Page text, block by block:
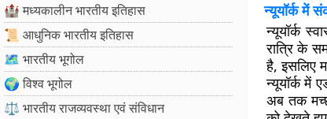
🏰 मध्यकालीन भारतीय इतिहास
📜 आधुनिक भारतीय इतिहास
🗺️ भारतीय भूगोल
🌍 विश्व भूगोल
⚖️ भारतीय राजव्यवस्था एवं संविधान
न्यूयॉर्क में
न्यूयॉर्क
रात्रि के
है, इसलिए
न्यूयॉर्क में
अब तक